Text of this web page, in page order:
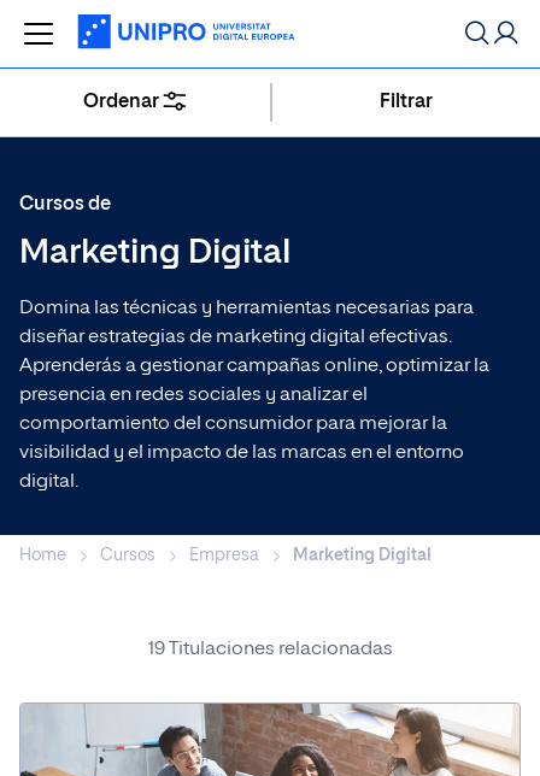
Buscar
Especializaciones más populares
Máster de Formación Permanente en
Dirección de Procesos Estratégicos
Máster de Formación Permanente en
Marketing Digital
Curso en Social Media Marketing
Popular ahora
Cursos de
Marketing Digital
Domina las técnicas y herramientas necesarias para
diseñar estrategias de marketing digital efectivas.
Aprenderás a gestionar campañas online, optimizar la
presencia en redes sociales y analizar el
comportamiento del consumidor para mejorar la
visibilidad y el impacto de las marcas en el entorno
digital.
Ordenar Filtrar
Home Cursos Empresa Marketing Digital
19 Titulaciones relacionadas